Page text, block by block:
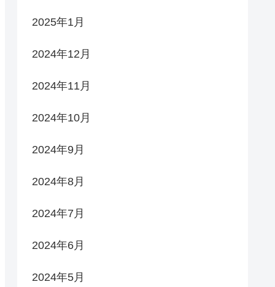
2025年1月
2024年12月
2024年11月
2024年10月
2024年9月
2024年8月
2024年7月
2024年6月
2024年5月